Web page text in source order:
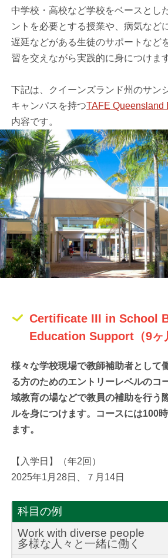
中学校・高校など学校をベースとし
ントを必要とする授業や、病気など
遅延などがある生徒のサポートなど
習を交えながら実践的に身につけます
下記は、クイーンズランド州のサン
キャンパスを持つTAFE Queensland
内容です。
Certificate III in School
Education Support（9ヶ
様々な学校現場で教師補助者として
る方のためのエントリーレベルのコ
域教育の場などで教員の補助を行う
ルを身につけます。コースには100
ます。
【入学日】（年2回）
2025年1月28日、７月14日
科目の例
Work with diverse people
多様な人々と一緒に働く